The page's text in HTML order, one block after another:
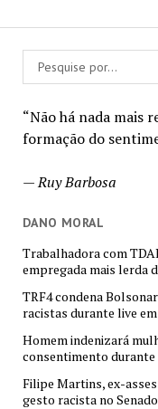
“Não há nada mais
formação do
—Ruy Barbosa
DANO MORAL
Trabalhadora com
empregada mais lerda
TRF4 condena
racistas durante live em
Homem indenizará
consentimento durante
Filipe Martins, ex-
gesto racista no Senado